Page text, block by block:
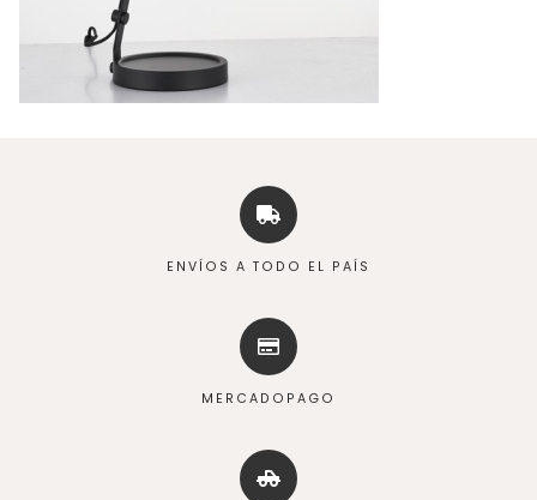
ENVÍOS A TODO EL PAÍS
MERCADOPAGO